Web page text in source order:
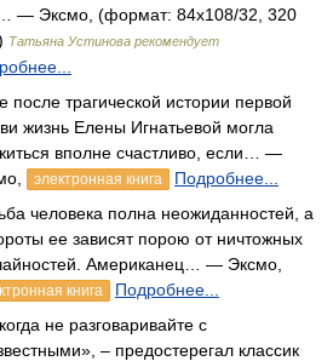
— Эксмо, (формат: 84x108/32, 320
Татьяна Устинова рекомендует
после трагической истории первой
жизнь Елены Игнатьевой могла
вполне счастливо, если… —
электронная книга
Подробнее...
человека полна неожиданностей, а
ее зависят порою от ничтожных
Американец… — Эксмо,
книга
Подробнее...
не разговаривайте с
– предостерегал классик